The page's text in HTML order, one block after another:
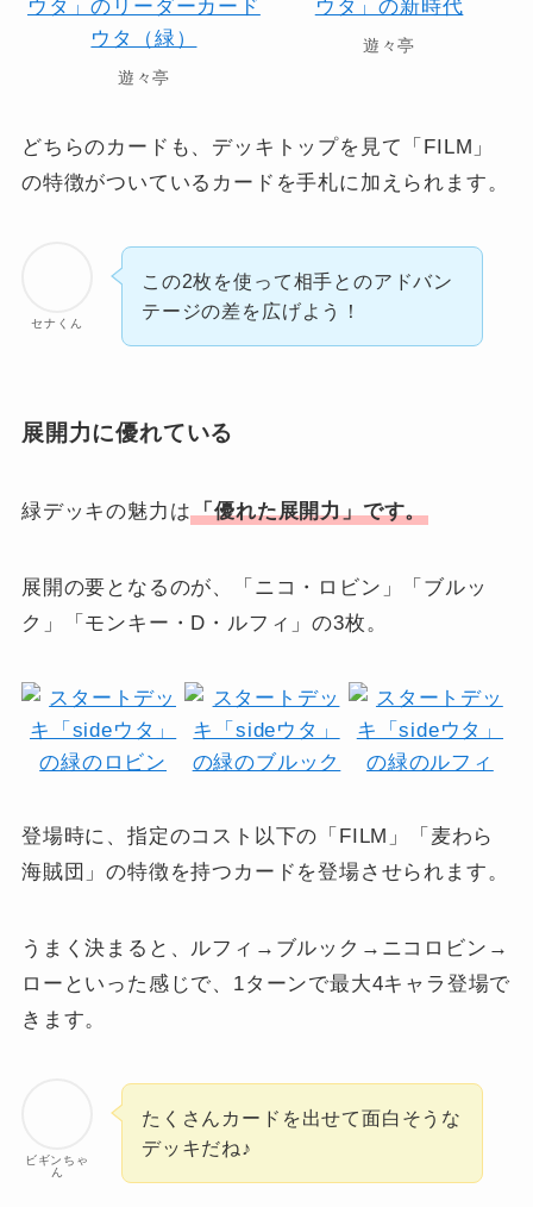
遊々亭
遊々亭
どちらのカードも、デッキトップを見て「FILM」
の特徴がついているカードを手札に加えられます。
セナくん
この2枚を使って相手とのアドバン
テージの差を広げよう！
展開力に優れている
緑デッキの魅力は「優れた展開力」です。
展開の要となるのが、「ニコ・ロビン」「ブルッ
ク」「モンキー・D・ルフィ」の3枚。
登場時に、指定のコスト以下の「FILM」「麦わら
海賊団」の特徴を持つカードを登場させられます。
うまく決まると、ルフィ→ブルック→ニコロビン→
ローといった感じで、1ターンで最大4キャラ登場で
きます。
ビギンちゃ
ん
たくさんカードを出せて面白そうな
デッキだね♪